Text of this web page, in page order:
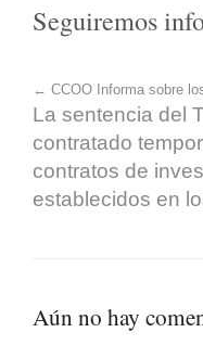
Seguiremos
← CCOO Informa sobre
La sentencia del
contratado
contratos de
establecidos en
Aún no hay